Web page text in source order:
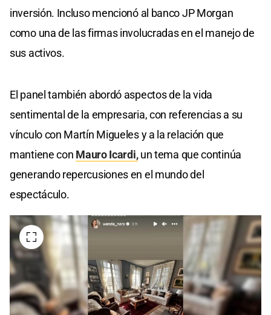
inversión. Incluso mencionó al banco JP Morgan
como una de las firmas involucradas en el manejo de
sus activos.
El panel también abordó aspectos de la vida
sentimental de la empresaria, con referencias a su
vínculo con Martín Migueles y a la relación que
mantiene con Mauro Icardi,un tema que continúa
generando repercusiones en el mundo del
espectáculo.